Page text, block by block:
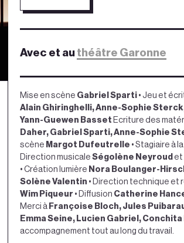
Avec et au théâtre Garonne
Mise en scène Gabriel Sparti • Jeu et
Alain Ghiringhelli, Anne-Sophie
Yann-Guewen Basset Ecriture des
Daher, Gabriel Sparti, Anne-Sophie
scène Margot Dufeutrelle • Stagiaire à
Direction musicale Ségolène Neyroud et
• Création lumière Nora Boulanger-
Solène Valentin • Direction technique et
Wim Piqueur • Diffusion Catherine
Merci à Françoise Bloch, Jules
Emma Seine, Lucien Gabriel, Conchita
accompagnement tout au long du travail.